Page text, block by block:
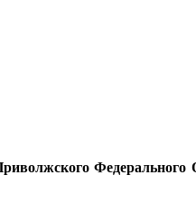
Федерального